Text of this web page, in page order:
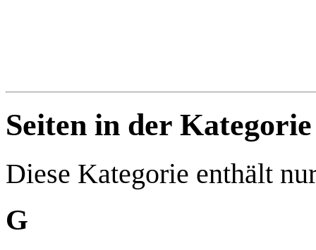
Seiten in der
Diese Kategorie enthält
G